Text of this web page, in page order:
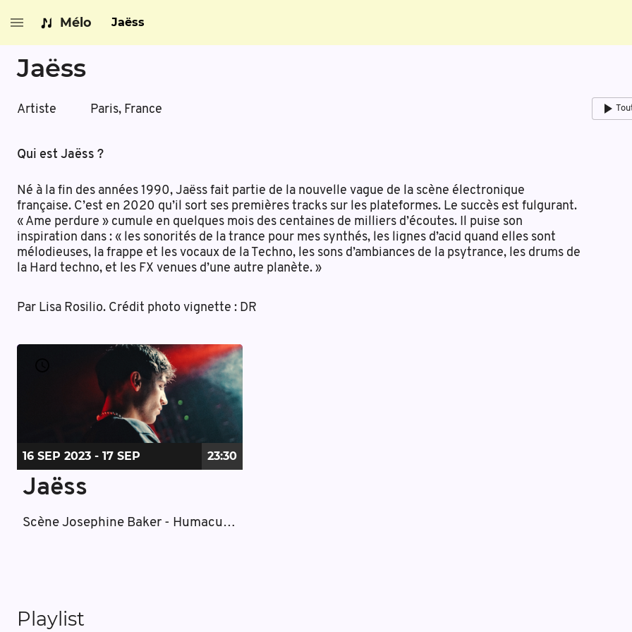
Mélo Jaëss
Jaëss
Artiste Paris, France
Qui est Jaëss ?
Né à la fin des années 1990, Jaëss fait partie de la nouvelle vague de la scène électronique
française. C’est en 2020 qu’il sort ses premières tracks sur les plateformes. Le succès est fulgurant.
« Ame perdure » cumule en quelques mois des centaines de milliers d’écoutes. Il puise son
inspiration dans : « les sonorités de la trance pour mes synthés, les lignes d’acid quand elles sont
mélodieuses, la frappe et les vocaux de la Techno, les sons d’ambiances de la psytrance, les drums de
la Hard techno, et les FX venues d’une autre planète. »
Par Lisa Rosilio. Crédit photo vignette : DR
16 SEP 2023 - 17 SEP 23:30
Jaëss
Scène Josephine Baker - Humacumba
Playlist